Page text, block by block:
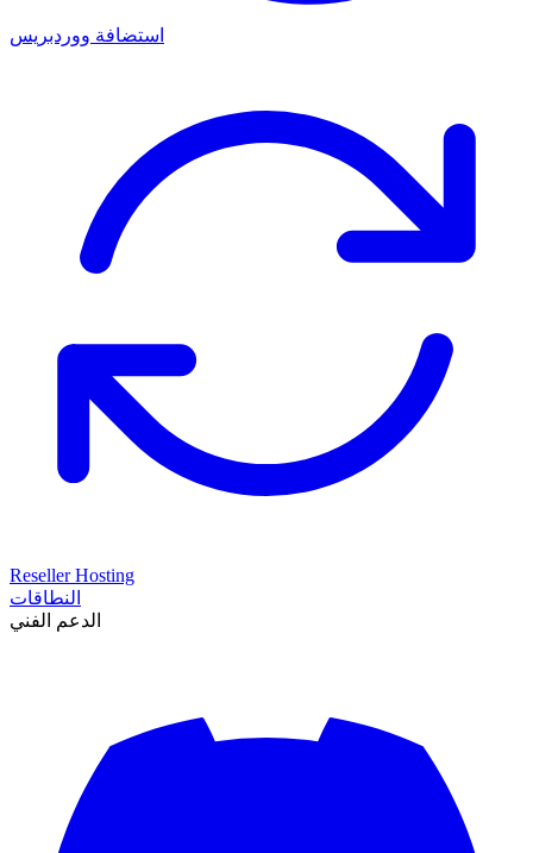
استضافة ووردبريس
Reseller Hosting
النطاقات
الدعم الفني